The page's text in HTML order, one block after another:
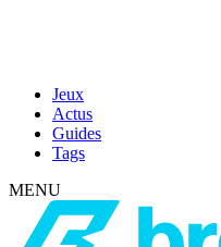
Jeux
Actus
Guides
Tags
MENU